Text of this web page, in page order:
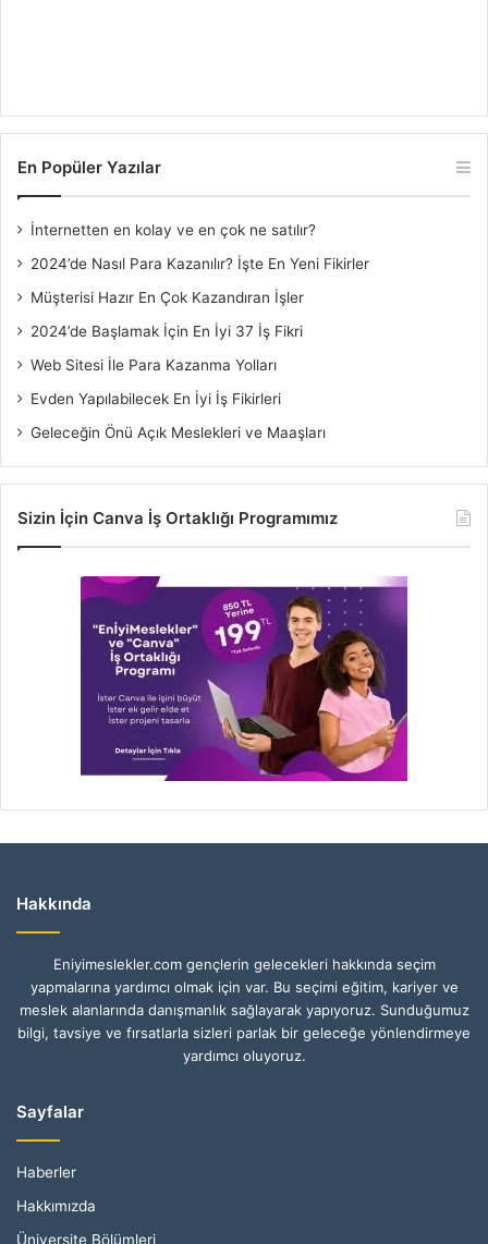
En Popüler Yazılar
İnternetten en kolay ve en çok ne satılır?
2024’de Nasıl Para Kazanılır? İşte En Yeni Fikirler
Müşterisi Hazır En Çok Kazandıran İşler
2024’de Başlamak İçin En İyi 37 İş Fikri
Web Sitesi İle Para Kazanma Yolları
Evden Yapılabilecek En İyi İş Fikirleri
Geleceğin Önü Açık Meslekleri ve Maaşları
Sizin İçin Canva İş Ortaklığı Programımız
Hakkında
Eniyimeslekler.com gençlerin gelecekleri hakkında seçim
yapmalarına yardımcı olmak için var. Bu seçimi eğitim, kariyer ve
meslek alanlarında danışmanlık sağlayarak yapıyoruz. Sunduğumuz
bilgi, tavsiye ve fırsatlarla sizleri parlak bir geleceğe yönlendirmeye
yardımcı oluyoruz.
Sayfalar
Haberler
Hakkımızda
Üniversite Bölümleri